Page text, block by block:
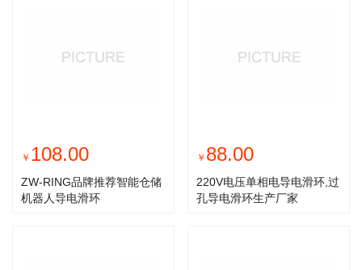
￥ 108.00
ZW-RING品牌推荐智能仓储
机器人导电滑环
￥ 88.00
220V电压单相电导电滑环,过
孔导电滑环生产厂家